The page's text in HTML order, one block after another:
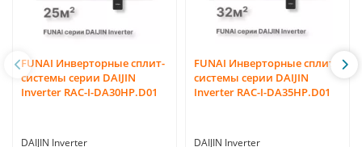
FUNAI Инверторные сплит-
системы серии DAIJIN
Inverter RAC-I-DA30HP.D01
DAIJIN Inverter
FUNAI Инверторные сплит-
системы серии DAIJIN
Inverter RAC-I-DA35HP.D01
DAIJIN Inverter